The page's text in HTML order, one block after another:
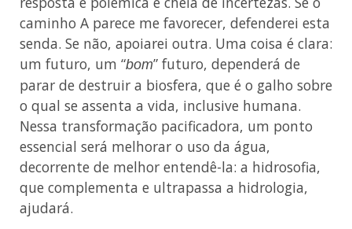
caminho A parece me favorecer, defenderei esta
senda. Se não, apoiarei outra. Uma coisa é clara:
um futuro, um “bom” futuro, dependerá de
parar de destruir a biosfera, que é o galho sobre
o qual se assenta a vida, inclusive humana.
Nessa transformação pacificadora, um ponto
essencial será melhorar o uso da água,
decorrente de melhor entendê-la: a hidrosofia,
que complementa e ultrapassa a hidrologia,
ajudará.